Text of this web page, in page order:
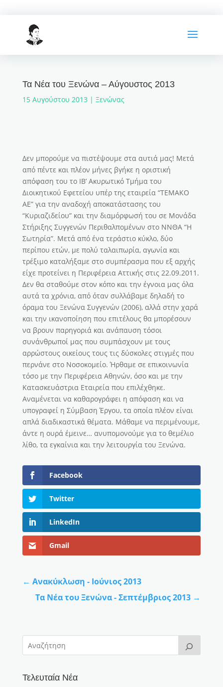
Τα Νέα του Ξενώνα – Αύγουστος 2013
15 Αυγούστου 2013| Ξενώνας
Δεν μπορούμε να πιστέψουμε στα αυτιά μας! Μετά
από πέντε και πλέον μήνες βγήκε η οριστική
απόφαση του το ΙΒ’ Ακυρωτικό Τμήμα του
Διοικητικού Εφετείου υπέρ της εταιρεία “ΤΕΜΑΚΟ
ΑΕ” για την αναδοχή αποκατάστασης του
“Κυριαζιδείου” και την διαμόρφωσή του σε Μονάδα
Στήριξης Συγγενών Περιθαλπομένων στο ΝΝΘΑ “Η
Σωτηρία”. Μετά από ένα τεράστιο κύκλο, δύο
περίπου ετών, με πολύ ταλαιπωρία, αγωνία και
τρέξιμο καταλήξαμε στο συμπέρασμα που εξ αρχής
είχε προτείνει η Περιφέρεια Αττικής στις 22.09.2011.
Δεν θα σταθούμε στον κόπο και την έγνοια μας όλα
αυτά τα χρόνια, από όταν συλλάβαμε δηλαδή το
όραμα του Ξενώνα Συγγενών (2006), αλλά στην χαρά
και την ικανοποίηση που επιτέλους θα μπορέσουν
να βρουν παρηγοριά και ανάπαυση τόσοι
συνάνθρωποί μας που συμπάσχουν με τους
αρρώστους οικείους τους τις δύσκολες στιγμές που
περνάνε στο Νοσοκομείο. Ήρθαμε σε επικοινωνία
τόσο με την Περιφέρεια Αθηνών, όσο και με την
Κατασκευάστρια Εταιρεία που επιλέχθηκε.
Αναμένεται να καθαρογράφει η απόφαση και να
υπογραφεί η Σύμβαση Έργου, τα οποία πλέον είναι
απλά διαδικαστικά θέματα. Μάθαμε να περιμένουμε,
άντε η ουρά έμεινε… ανυπομονούμε για το θεμέλιο
λίθο, τα εγκαίνια και την λειτουργία του Ξενώνα.
Facebook
Twitter
LinkedIn
Gmail
← Ανακύκλωση - Ιούνιος 2013
Τα Νέα του Ξενώνα - Σεπτέμβριος 2013 →
Τελευταία Νέα